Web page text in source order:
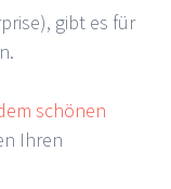
gibt es für
schönen
Ihren